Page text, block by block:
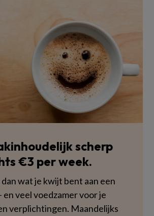
scherp
€3 per week.
wat je kwijt bent aan een
veel voedzamer voor je
verplichtingen. Maandelijks